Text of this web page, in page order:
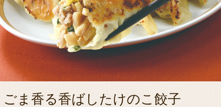
ごま香る香ばしたけのこ餃子